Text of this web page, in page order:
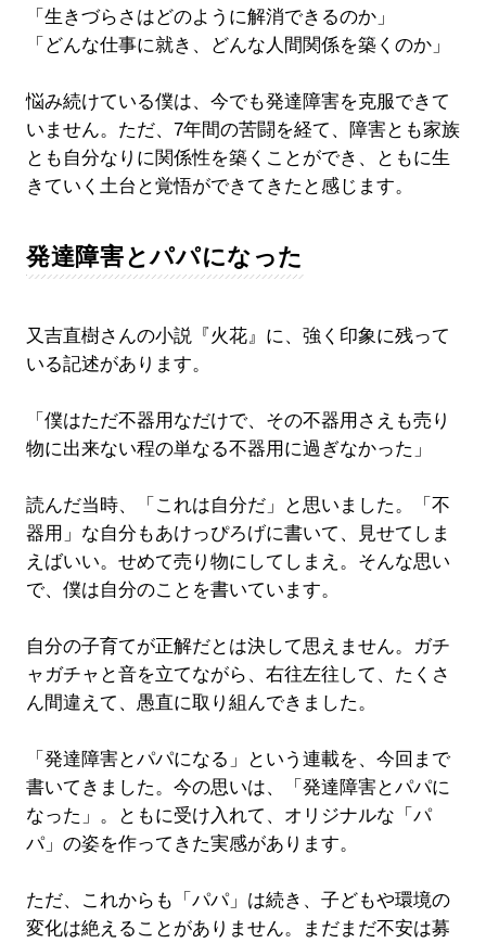
「生きづらさはどのように解消できるのか」
「どんな仕事に就き、どんな人間関係を築くのか」
悩み続けている僕は、今でも発達障害を克服できて
いません。ただ、7年間の苦闘を経て、障害とも家族
とも自分なりに関係性を築くことができ、ともに生
きていく土台と覚悟ができてきたと感じます。
発達障害とパパになった
又吉直樹さんの小説『火花』に、強く印象に残って
いる記述があります。
「僕はただ不器用なだけで、その不器用さえも売り
物に出来ない程の単なる不器用に過ぎなかった」
読んだ当時、「これは自分だ」と思いました。「不
器用」な自分もあけっぴろげに書いて、見せてしま
えばいい。せめて売り物にしてしまえ。そんな思い
で、僕は自分のことを書いています。
自分の子育てが正解だとは決して思えません。ガチ
ャガチャと音を立てながら、右往左往して、たくさ
ん間違えて、愚直に取り組んできました。
「発達障害とパパになる」という連載を、今回まで
書いてきました。今の思いは、「発達障害とパパに
なった」。ともに受け入れて、オリジナルな「パ
パ」の姿を作ってきた実感があります。
ただ、これからも「パパ」は続き、子どもや環境の
変化は絶えることがありません。まだまだ不安は募